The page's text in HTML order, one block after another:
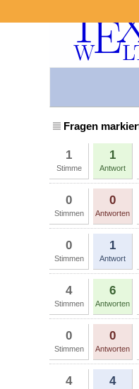
Fragen
1
Stimme
1
Antwort
0
Stimmen
0
Antworten
0
Stimmen
1
Antwort
4
Stimmen
6
Antworten
0
Stimmen
0
Antworten
4 4